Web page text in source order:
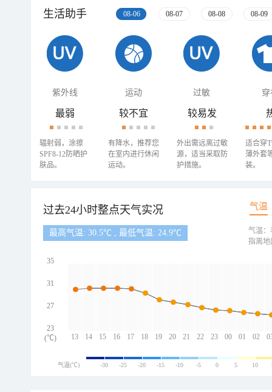
生活助手 08-06 08-07 08-08 08-09
紫外线 运动 过敏 穿
最弱
辐射弱，涂擦
SPF8-12防晒护
肤品。
较不宜
有降水，推荐您
在室内进行休闲
运动。
较易发
外出需远离过敏
源，适当采取防
护措施。
适合穿
薄外套
装。
过去24小时整点天气实况 气温
最高气温: 30.5℃ , 最低气温: 24.9℃
13 14 15 16 17 18 19 20 21 22 23 00 01 02
35
31
27
23
(℃)
气温：
指离地
气温(℃) -30 -25 -20 -15 -10 -5 0 5 10